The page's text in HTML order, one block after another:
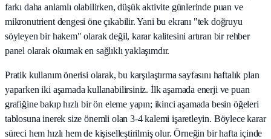
farkı daha anlamlı olabilirken, düşük aktivite günlerinde puan ve
mikronutrient dengesi öne çıkabilir. Yani bu ekranı "tek doğruyu
söyleyen bir hakem" olarak değil, karar kalitesini artıran bir rehber
panel olarak okumak en sağlıklı yaklaşımdır.
Pratik kullanım önerisi olarak, bu karşılaştırma sayfasını haftalık plan
yaparken iki aşamada kullanabilirsiniz. İlk aşamada enerji ve puan
grafiğine bakıp hızlı bir ön eleme yapın; ikinci aşamada besin öğeleri
tablosuna inerek size önemli olan 3-4 kalemi işaretleyin. Böylece karar
süreci hem hızlı hem de kişiselleştirilmiş olur. Örneğin bir hafta içinde